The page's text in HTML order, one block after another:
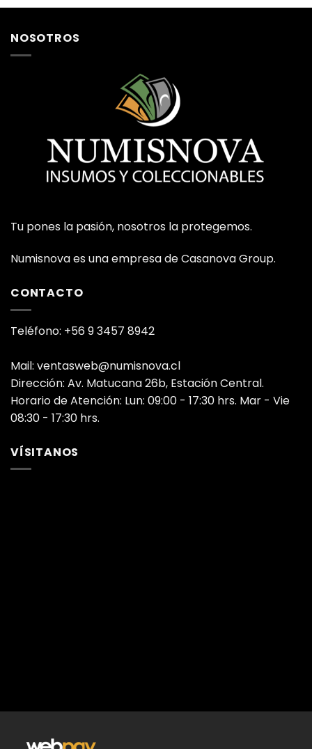
NOSOTROS
Tu pones la pasión, nosotros la protegemos.
Numisnova es una empresa de Casanova Group.
CONTACTO
Teléfono: +56 9 3457 8942
Mail: ventasweb@numisnova.cl
Dirección: Av. Matucana 26b, Estación Central.
Horario de Atención: Lun: 09:00 - 17:30 hrs. Mar - Vie
08:30 - 17:30 hrs.
VÍSITANOS